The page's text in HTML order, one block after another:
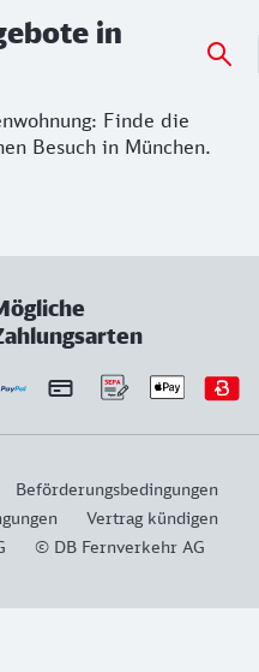
in
Finde die
Besuch in München.
Beförderungsbedingungen
Vertrag kündigen
© DB Fernverkehr AG